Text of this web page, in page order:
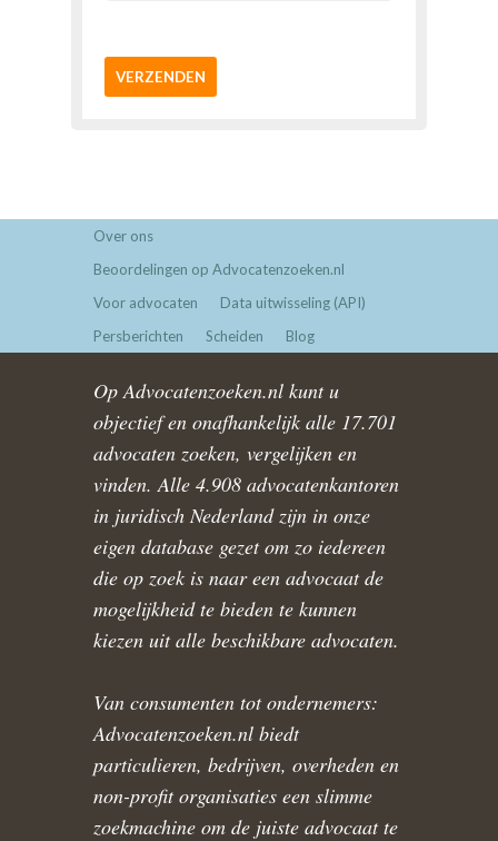
VERZENDEN
Over ons
Beoordelingen op Advocatenzoeken.nl
Voor advocaten
Data uitwisseling (API)
Persberichten
Scheiden Blog
Op Advocatenzoeken.nl kunt u
objectief en onafhankelijk alle 17.701
advocaten zoeken, vergelijken en
vinden. Alle 4.908 advocatenkantoren
in juridisch Nederland zijn in onze
eigen database gezet om zo iedereen
die op zoek is naar een advocaat de
mogelijkheid te bieden te kunnen
kiezen uit alle beschikbare advocaten.
Van consumenten tot ondernemers:
Advocatenzoeken.nl biedt
particulieren, bedrijven, overheden en
non-profit organisaties een slimme
zoekmachine om de juiste advocaat te